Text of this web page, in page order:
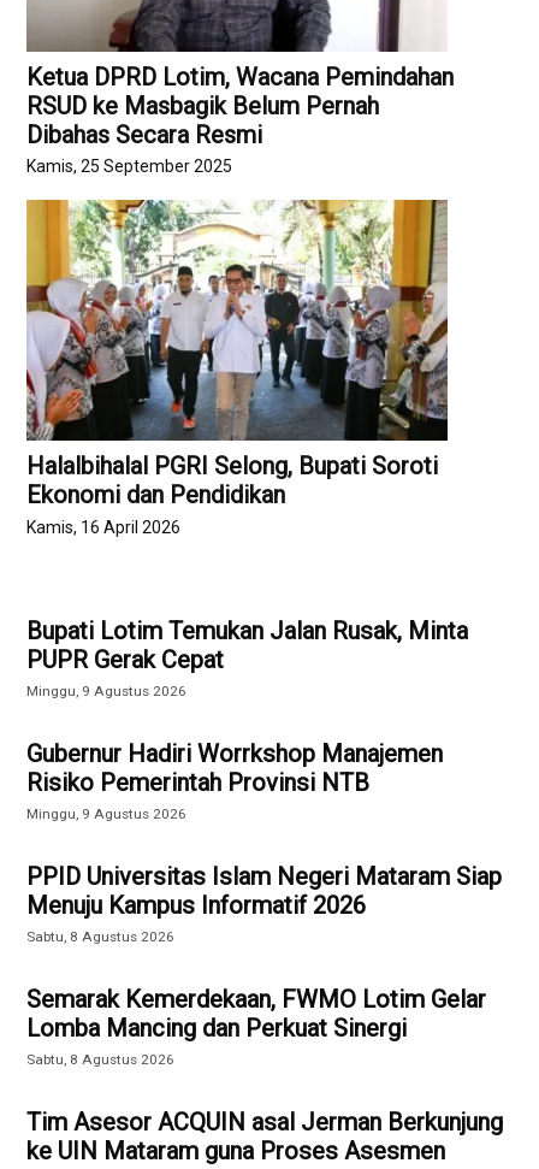
Ketua DPRD Lotim, Wacana Pemindahan
RSUD ke Masbagik Belum Pernah
Dibahas Secara Resmi
Kamis, 25 September 2025
Halalbihalal PGRI Selong, Bupati Soroti
Ekonomi dan Pendidikan
Kamis, 16 April 2026
Bupati Lotim Temukan Jalan Rusak, Minta
PUPR Gerak Cepat
Minggu, 9 Agustus 2026
Gubernur Hadiri Worrkshop Manajemen
Risiko Pemerintah Provinsi NTB
Minggu, 9 Agustus 2026
PPID Universitas Islam Negeri Mataram Siap
Menuju Kampus Informatif 2026
Sabtu, 8 Agustus 2026
Semarak Kemerdekaan, FWMO Lotim Gelar
Lomba Mancing dan Perkuat Sinergi
Sabtu, 8 Agustus 2026
Tim Asesor ACQUIN asal Jerman Berkunjung
ke UIN Mataram guna Proses Asesmen